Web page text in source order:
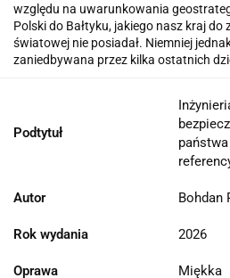
względu na uwarunkowania
Polski do Bałtyku, jakiego nasz kraj do
światowej nie posiadał. Niemniej
zaniedbywana przez kilka ostatnich
Podtytuł
Autor Bohdan
Rok wydania 2026
Oprawa Miękka